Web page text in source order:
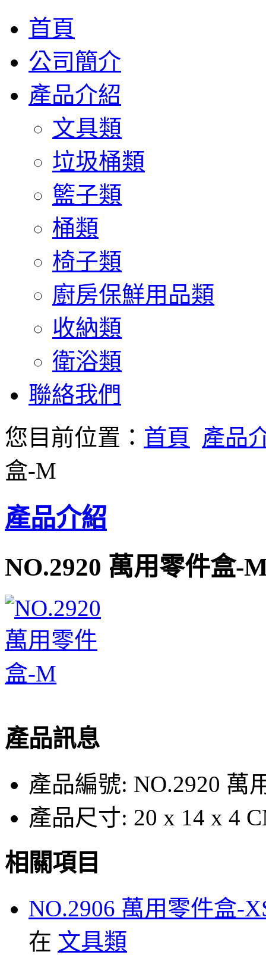
首頁
公司簡介
產品介紹
文具類
垃圾桶類
籃子類
桶類
椅子類
廚房保鮮用品類
收納類
衛浴類
聯絡我們
您目前位置： 首頁
產品
盒-M
產品介紹
NO.2920 萬用零件盒-
產品訊息
產品編號: NO.2920 萬
產品尺寸: 20 x 14 x 4
相關項目
NO.2906 萬用零件盒-
在 文具類